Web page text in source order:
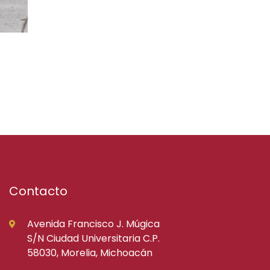
Contacto
Avenida Francisco J. Múgica
S/N Ciudad Universitaria C.P.
58030, Morelia, Michoacán